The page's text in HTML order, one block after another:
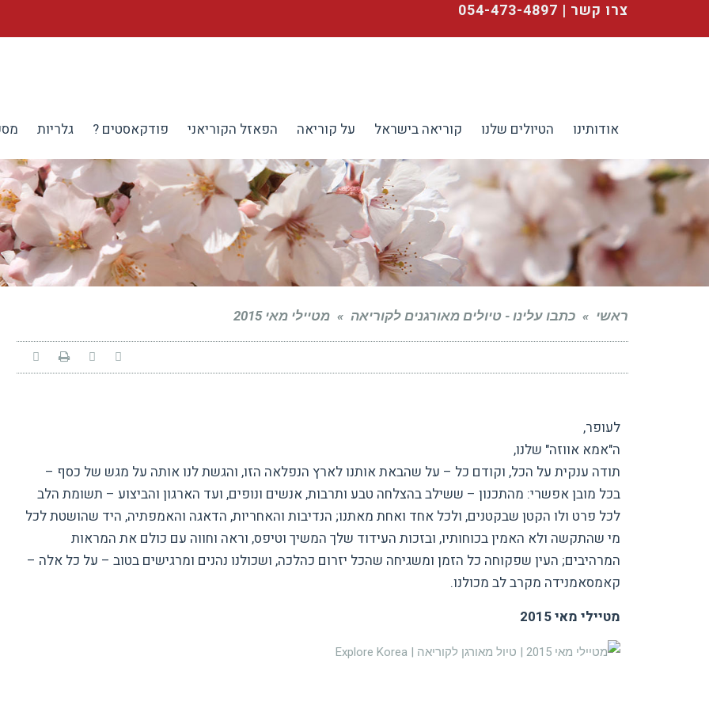
צרו קשר | 054-473-4897
אודותינו הטיולים שלנו קוריאה בישראל על קוריאה הפאזל הקוריאני פודקאסטים ? גלריות
ראשי » כתבו עלינו - טיולים מאורגנים לקוריאה » מטיילי מאי 2015
לעופר,
ה"אמא אווזה" שלנו,
תודה ענקית על הכל, וקודם כל – על שהבאת אותנו לארץ הנפלאה הזו, והגשת לנו אותה על מגש של כסף –
בכל מובן אפשרי: מהתכנון – ששילב בהצלחה טבע ותרבות, אנשים ונופים, ועד הארגון והביצוע – תשומת הלב
לכל פרט ולו הקטן שבקטנים, ולכל אחד ואחת מאתנו; הנדיבות והאחריות, הדאגה והאמפתיה, היד שהושטת לכל
מי שהתקשה ולא האמין בכוחותיו, ובזכות העידוד שלך המשיך וטיפס, וראה וחווה עם כולם את המראות
המרהיבים; העין שפקוחה כל הזמן ומשגיחה שהכל יזרום כהלכה, ושכולנו נהנים ומרגישים בטוב – על כל אלה –
קאמסאמנידה מקרב לב מכולנו.
מטיילי מאי 2015